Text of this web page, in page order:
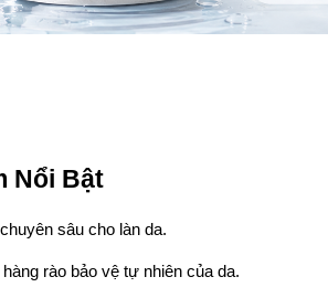
Nổi Bật
sâu cho làn da.
rào bảo vệ tự nhiên của da.